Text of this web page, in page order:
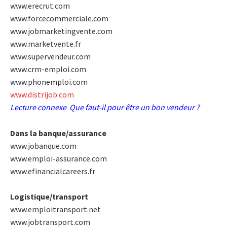
www.erecrut.com
www.forcecommerciale.com
www.jobmarketingvente.com
www.marketvente.fr
www.supervendeur.com
www.crm-emploi.com
www.phonemploi.com
www.distrijob.com
Lecture connexe Que faut-il pour être un bon vendeur ?
Dans la banque/assurance
www.jobanque.com
www.emploi-assurance.com
www.efinancialcareers.fr
Logistique/transport
www.emploitransport.net
www.jobtransport.com